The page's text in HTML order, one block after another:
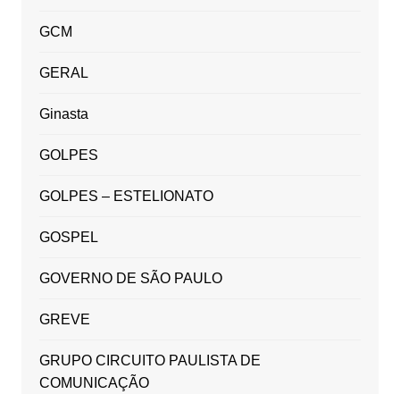
GCM
GERAL
Ginasta
GOLPES
GOLPES – ESTELIONATO
GOSPEL
GOVERNO DE SÃO PAULO
GREVE
GRUPO CIRCUITO PAULISTA DE
COMUNICAÇÃO